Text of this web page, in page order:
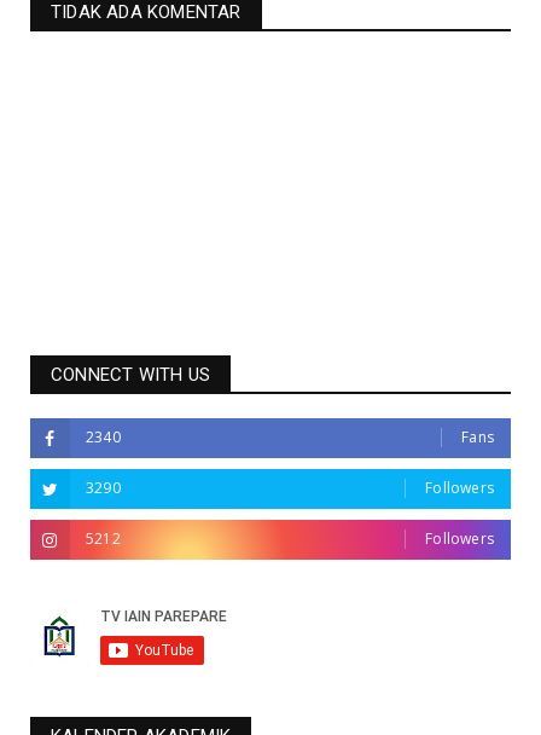
TIDAK ADA KOMENTAR
CONNECT WITH US
2340 Fans
3290 Followers
5212 Followers